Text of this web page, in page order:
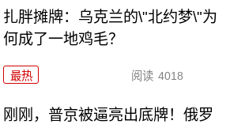
扎胖摊牌：乌克兰的\"北约梦\"为
何成了一地鸡毛？
最热 阅读 4018
刚刚，普京被逼亮出底牌！俄罗